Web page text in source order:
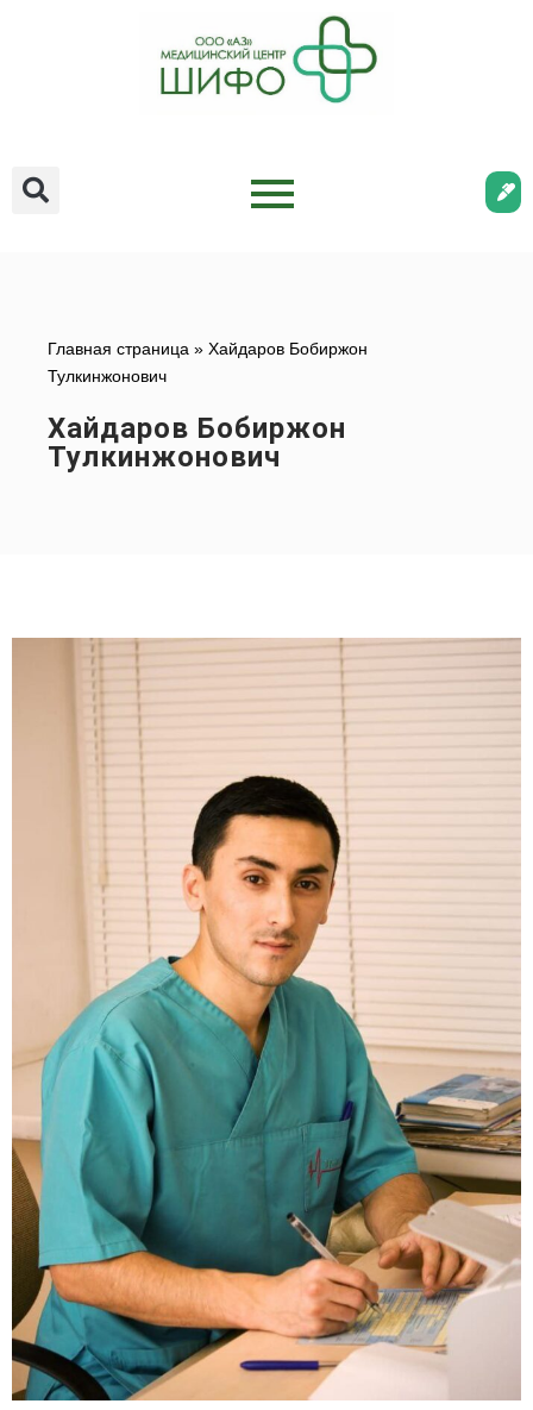
Главная страница » Хайдаров Бобиржон
Тулкинжонович
Хайдаров Бобиржон
Тулкинжонович